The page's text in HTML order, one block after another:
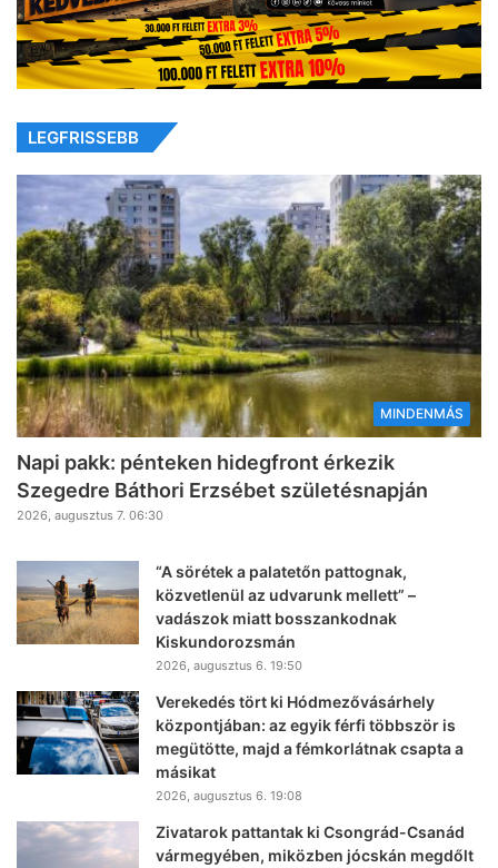
LEGFRISSEBB
MINDENMÁS
Napi pakk: pénteken hidegfront érkezik
Szegedre Báthori Erzsébet születésnapján
2026, augusztus 7. 06:30
“A sörétek a palatetőn pattognak,
közvetlenül az udvarunk mellett” –
vadászok miatt bosszankodnak
Kiskundorozsmán
2026, augusztus 6. 19:50
Verekedés tört ki Hódmezővásárhely
központjában: az egyik férfi többször is
megütötte, majd a fémkorlátnak csapta a
másikat
2026, augusztus 6. 19:08
Zivatarok pattantak ki Csongrád-Csanád
vármegyében, miközben jócskán megdőlt